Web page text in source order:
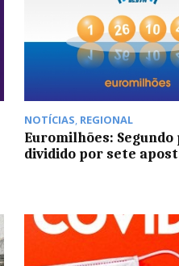
NOTÍCIAS, REGIONAL
Euromilhões:
dividido por sete